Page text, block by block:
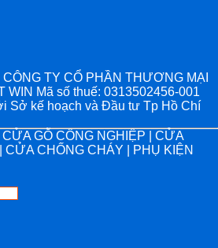
TY CỔ PHẦN THƯƠNG MẠI
WIN Mã số thuế: 0313502456-001
Sở kế hoạch và Đầu tư Tp Hồ Chí
GỖ CÔNG NGHIỆP | CỬA
CỬA CHỐNG CHÁY | PHỤ KIỆN